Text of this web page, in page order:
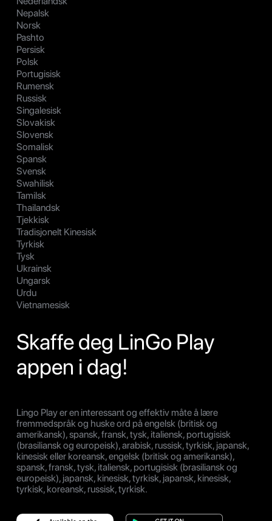
Nepalsk
Norsk
Pashto
Persisk
Polsk
Portugisisk
Rumensk
Russisk
Singalesisk
Slovakisk
Slovensk
Somalisk
Spansk
Svensk
Swahilisk
Tamilsk
Thailandsk
Tjekkisk
Tradisjonelt Kinesisk
Tyrkisk
Tysk
Ukrainsk
Ungarsk
Urdu
Vietnamesisk
Skaffe deg LinGo Play
appen i dag!
Lingo Play er en interessant og effektiv måte å lære
fremmedspråk og huske ord på engelsk (britisk og
amerikansk), spansk, fransk, tysk, italiensk, portugisisk
(brasiliansk og europeisk), arabisk, russisk, tyrkisk, japansk,
kinesisk eller koreansk, engelsk (britisk og amerikansk),
spansk, fransk, tysk, italiensk, portugisisk (brasiliansk og
europeisk), japansk, kinesisk, tyrkisk, japansk, kinesisk,
tyrkisk, koreansk, russisk, tyrkisk.